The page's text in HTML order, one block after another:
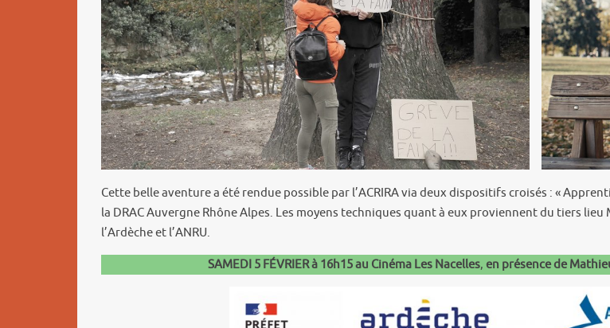
Cette belle aventure a été rendue possible par l’ACRIRA via deux dispositifs croisés : «
la DRAC Auvergne Rhône Alpes. Les moyens techniques quant à eux proviennent du tiers
l’Ardèche et l’ANRU.
SAMEDI 5 FÉVRIER à 16h15au Cinéma Les Nacelles, en présence de